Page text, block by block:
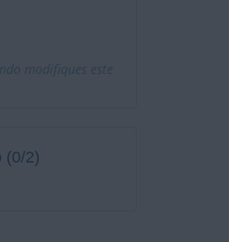
modifiques este
(0/2)